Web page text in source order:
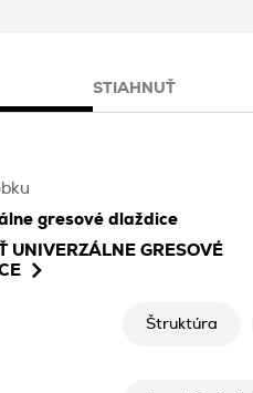
STIAHNUŤ
gresové dlaždice
UNIVERZÁLNE GRESOVÉ
Štruktúra